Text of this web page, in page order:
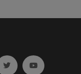
(abre en ventana
Ir a twitter (abre en
Ir a YouTube